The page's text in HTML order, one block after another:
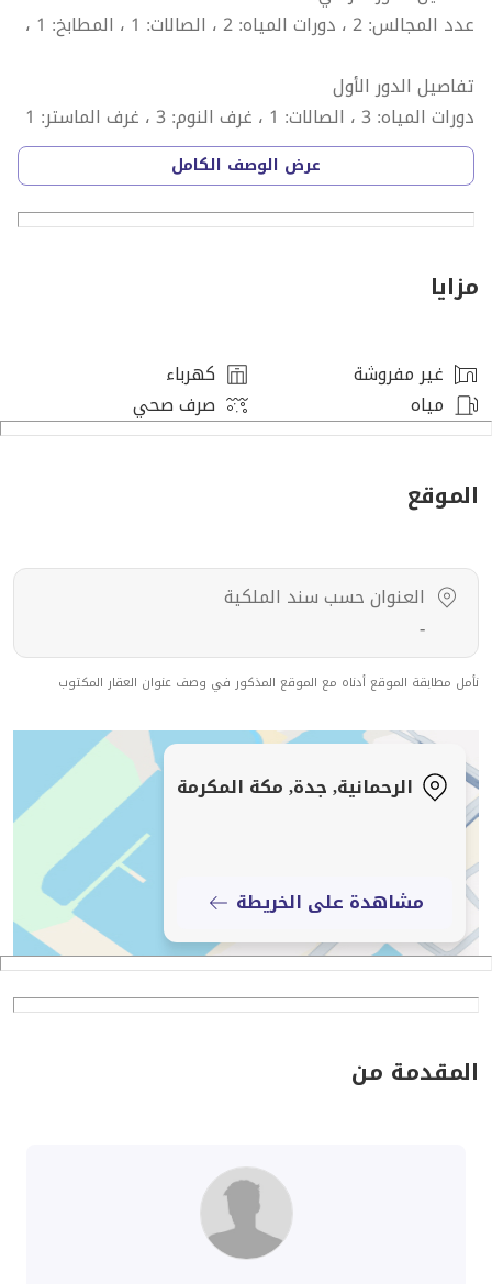
عدد المجالس: 2 ، دورات المياه: 2 ، الصالات: 1 ، المطابخ: 1 ،
تفاصيل الدور الأول
دورات المياه: 3 ، الصالات: 1 ، غرف النوم: 3 ، غرف الماستر: 1
،
تفاصيل الملحق العلوي
،
مميزات العقار
قريب من الخدمات ،
رقم ترخيص الإعلان: 7200863158
رقم رخصة فال: 1200019203
رقم الجوال: +966535973003
عرض الوصف الكامل
مزايا
غير مفروشة
كهرباء
مياه
صرف صحي
الموقع
العنوان حسب سند الملكية
-
نأمل مطابقة الموقع أدناه مع الموقع المذكور في وصف عنوان العقار المكتوب
الرحمانية, جدة, مكة المكرمة
مشاهدة على الخريطة
المقدمة من